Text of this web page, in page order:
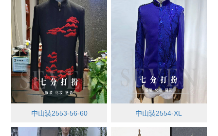
中山装2553-56-60 中山装2554-XL